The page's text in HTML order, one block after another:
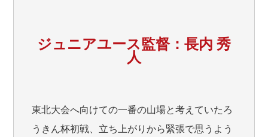
ジュニアユース監督：長内 秀
人
東北大会へ向けての一番の山場と考えていたろ
うきん杯初戦、立ち上がりから緊張で思うよう